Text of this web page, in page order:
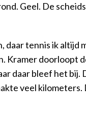
Geel. De
daar tennis ik
Kramer doorloopt
daar bleef het
veel